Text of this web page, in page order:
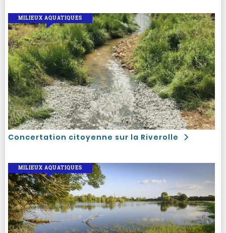
Concertation citoyenne sur la Riverolle
MILIEUX AQUATIQUES
MILIEUX AQUATIQUES